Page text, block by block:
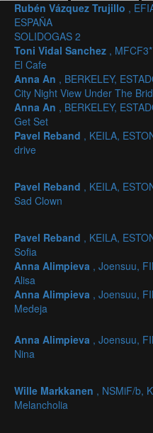
Rubén Vázquez Trujillo ,
ESPAÑA
SOLIDOGAS 2
Toni Vidal Sanchez ,
El Cafe
Anna An , BERKELEY,
City Night View Under The
Anna An , BERKELEY,
Get Set
Pavel Reband , KEILA,
drive
Pavel Reband , KEILA,
Sad Clown
Pavel Reband , KEILA,
Sofia
Anna Alimpieva , Joensuu,
Alisa
Anna Alimpieva , Joensuu,
Medeja
Anna Alimpieva , Joensuu,
Nina
Wille Markkanen , NSMiF/b,
Melancholia